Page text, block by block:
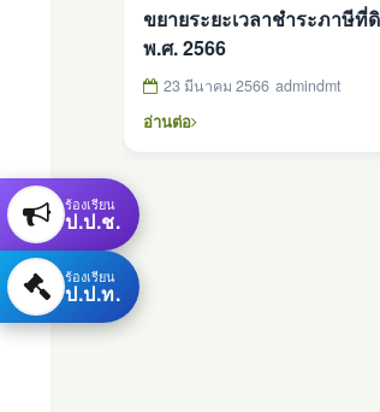
ขยายระยะเวลาชำระภาษีที่
พ.ศ. 2566
23 มีนาคม 2566 admindmt
อ่านต่อ
ร้องเรียน
ป.ป.ช.
ร้องเรียน
ป.ป.ท.